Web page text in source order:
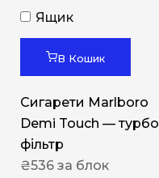
Ящик
В Кошик
Сигарети Marlboro
Demi Touch — турбо
фільтр
₴536 за блок